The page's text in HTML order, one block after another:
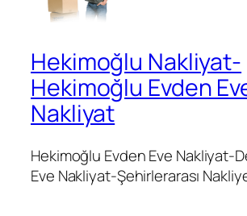
Hekimoğlu Nakliyat-
Hekimoğlu Evden
Nakliyat
Hekimoğlu Evden Eve Nakliyat-
Eve Nakliyat-Şehirlerarası